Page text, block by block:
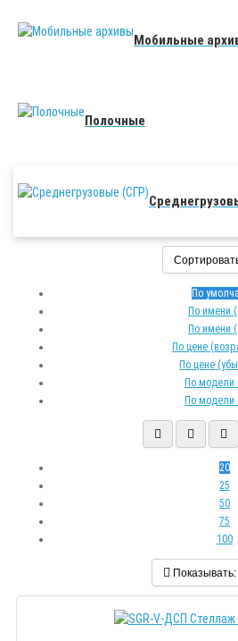
Мобильные
Полочные
По
По имени
По имени
По цене
По цене
По модели
По модели
20
25
50
75
100
Показывать: